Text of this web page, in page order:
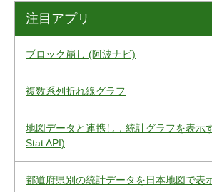
注目アプリ
ブロック崩し (阿波ナビ)
複数系列折れ線グラフ
地図データと連携し，統計グラフを表示
Stat API)
都道府県別の統計データを日本地図で表